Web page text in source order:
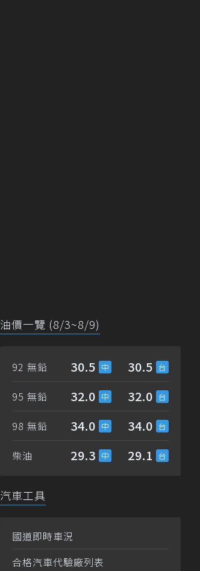
油價一覽 (8/3~8/9)
92 無鉛 30.5 30.5
95 無鉛 32.0 32.0
98 無鉛 34.0 34.0
柴油 29.3 29.1
汽車工具
國道即時車況
合格汽車代驗廠列表